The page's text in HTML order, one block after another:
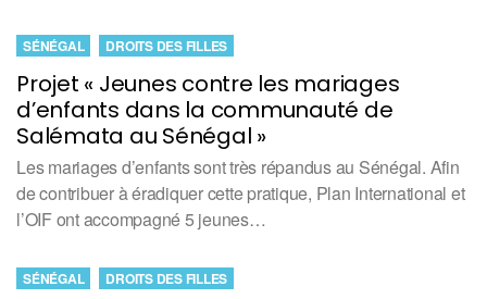
Projet « Jeunes contre les mariages
d’enfants dans la communauté de
Salémata au Sénégal »
SÉNÉGAL DROITS DES FILLES
Les mariages d’enfants sont très répandus au Sénégal. Afin
de contribuer à éradiquer cette pratique, Plan International et
l’OIF ont accompagné 5 jeunes…
SÉNÉGAL DROITS DES FILLES